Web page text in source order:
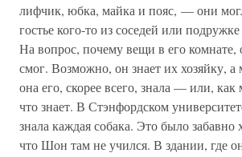
лифчик, юбка, майка и пояс, — они
гостье кого-то из соседей или
На вопрос, почему вещи в его комнате,
смог. Возможно, он знает их хозяйку,
она его, скорее всего, знала — или,
что знает. В Стэнфордском
знала каждая собака. Это было забавно
что Шон там не учился. В здании, где